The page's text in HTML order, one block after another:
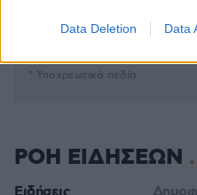
Data Deletion Data
* Υποχρεωτικά πεδία
ΡΟΗ ΕΙΔΗΣΕΩΝ